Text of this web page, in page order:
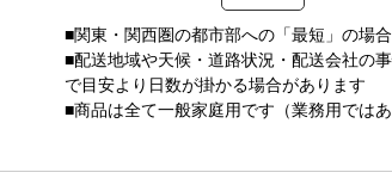
■関東・関西圏の都市部への「最短」の場
■配送地域や天候・道路状況・配送会社の
で目安より日数が掛かる場合があります
■商品は全て一般家庭用です（業務用ではあ